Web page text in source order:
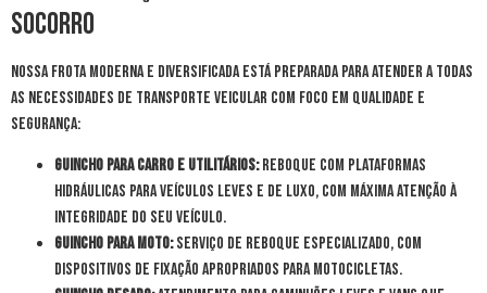
Socorro
Nossa frota moderna e diversificada está preparada para atender a todas
as necessidades de transporte veicular com foco em qualidade e
segurança:
Guincho para Carro e Utilitários:Reboque com plataformas
hidráulicas para veículos leves e de luxo, com máxima atenção à
integridade do seu veículo.
Guincho para Moto:Serviço de reboque especializado, com
dispositivos de fixação apropriados para motocicletas.